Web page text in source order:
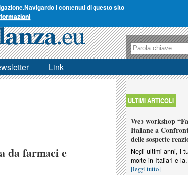
Navigando i contenuti di questo sito
Form di ricerca
Ricerca
Link
da farmaci e
ULTIMI ARTICOLI
Web workshop
Italiane a
delle sospette
Negli ultimi anni, i
morte in Italia1 e
[leggi tutto]